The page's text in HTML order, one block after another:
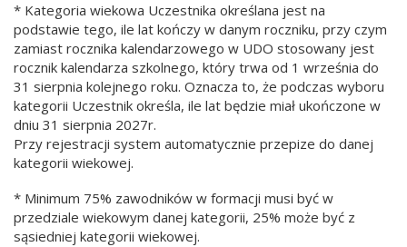
* Kategoria wiekowa Uczestnika określana jest na
podstawie tego, ile lat kończy w danym roczniku, przy czym
zamiast rocznika kalendarzowego w UDO stosowany jest
rocznik kalendarza szkolnego, który trwa od 1 września do
31 sierpnia kolejnego roku. Oznacza to, że podczas wyboru
kategorii Uczestnik określa, ile lat będzie miał ukończone w
dniu 31 sierpnia 2027r.
Przy rejestracji system automatycznie przepize do danej
kategorii wiekowej.
* Minimum 75% zawodników w formacji musi być w
przedziale wiekowym danej kategorii, 25% może być z
sąsiedniej kategorii wiekowej.